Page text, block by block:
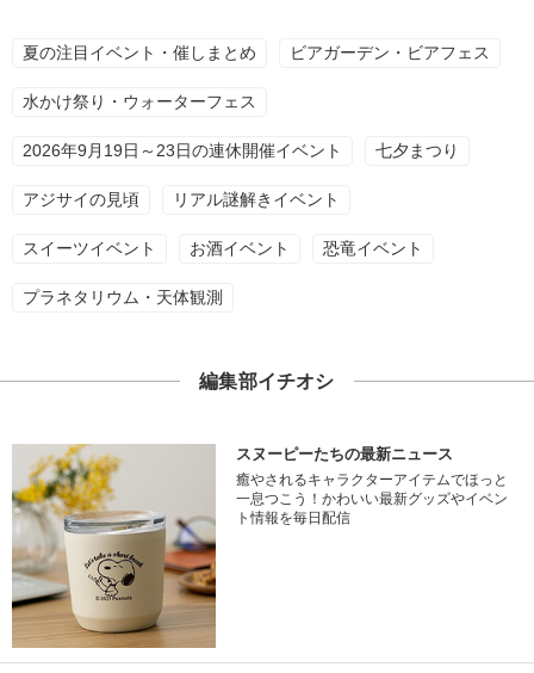
夏の注目イベント・催しまとめ ビアガーデン・ビアフェス
水かけ祭り・ウォーターフェス
2026年9月19日～23日の連休開催イベント 七夕まつり
アジサイの見頃 リアル謎解きイベント
スイーツイベント お酒イベント 恐竜イベント
プラネタリウム・天体観測
編集部イチオシ
スヌーピーたちの最新ニュース
癒やされるキャラクターアイテムでほっと
一息つこう！かわいい最新グッズやイベン
ト情報を毎日配信